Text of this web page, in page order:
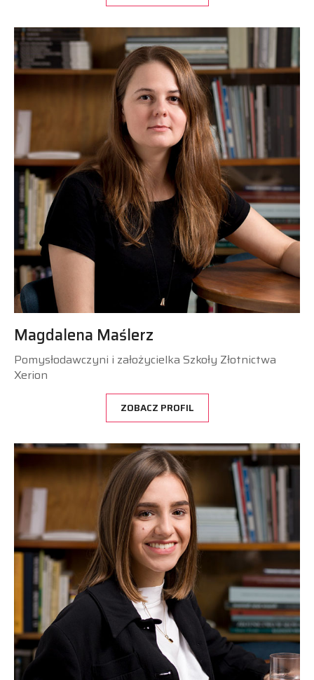
Magdalena Maślerz
Pomysłodawczyni i założycielka Szkoły Złotnictwa
Xerion
ZOBACZ PROFIL